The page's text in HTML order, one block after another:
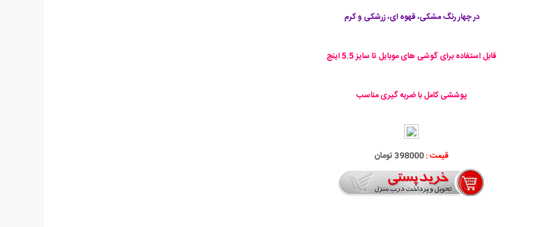
در چهار رنگ مشکی، قهوه ای، زرشکی و کرم
قابل استفاده برای گوشی های موبایل تا سایز 5.5 اینچ
پوششی کامل با ضربه گیری مناسب
قیمت :398000 تومان